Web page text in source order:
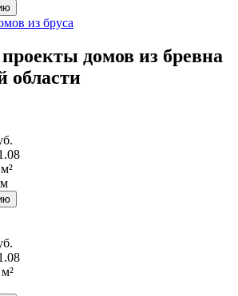
из бруса
домов из бревна
области